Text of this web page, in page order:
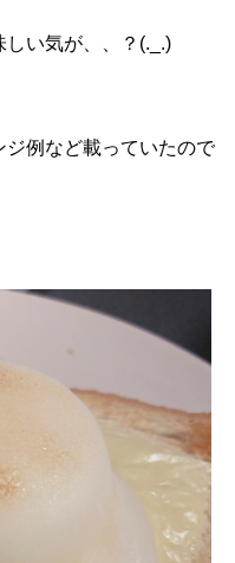
い気が、、？(._.)
ジ例など載っていたので